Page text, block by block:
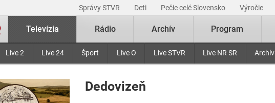
Správy STVR Deti Pečie celé Slovensko Výročie
Televízia
Live 2 Live 24 Šport Live O Live STVR Live NR SR Archív
Rádio Archív Program
Dedovizeň